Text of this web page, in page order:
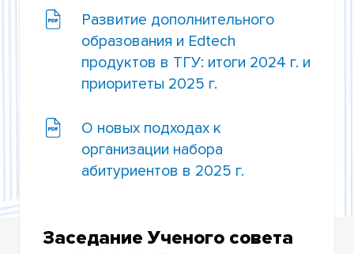
РЕШЕНИЯ УЧЕНОГО СОВЕТА ЗА 2022 ГОД
РЕШЕНИЯ УЧЕНОГО СОВЕТА ЗА 2021 ГОД
РЕШЕНИЯ УЧЕНОГО СОВЕТА ЗА 2020 ГОД
РЕШЕНИЯ УЧЕНОГО СОВЕТА ЗА 2019 ГОД
РЕШЕНИЯ УЧЕНОГО СОВЕТА ЗА 2018 ГОД
РЕШЕНИЯ УЧЕНОГО СОВЕТА ЗА 2016 ГОД
Развитие дополнительного
образования и Edtech
продуктов в ТГУ: итоги 2024 г. и
приоритеты 2025 г.
О новых подходах к
организации набора
абитуриентов в 2025 г.
Заседание Ученого совета